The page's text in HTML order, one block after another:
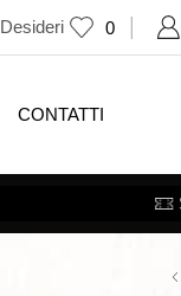
0
CONTATTI